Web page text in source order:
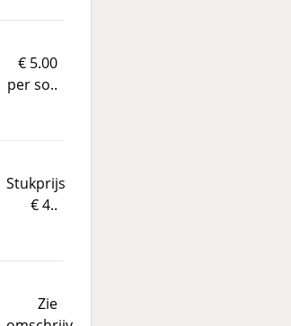
€ 5.00
per so..
Stukprijs
€ 4..
Zie